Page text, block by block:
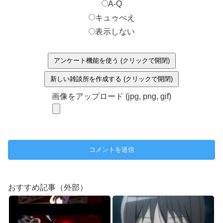
A-Q
キュゥべえ
表示しない
アンケート機能を使う (クリックで開閉)
新しい雑談所を作成する (クリックで開閉)
画像をアップロード (jpg, png, gif)
おすすめ記事（外部）